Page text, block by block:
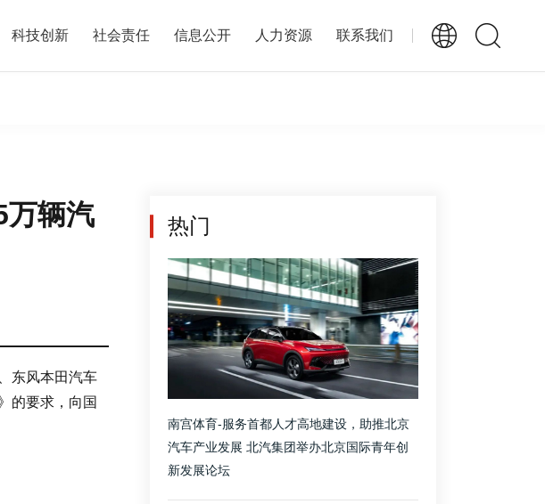
科技创新 社会责任 信息公开 人力资源 联系我们
万辆汽
东风本田汽车
的要求，向国
热门
南宫体育-服务首都人才高地建设，助推北京
汽车产业发展 北汽集团举办北京国际青年创
新发展论坛